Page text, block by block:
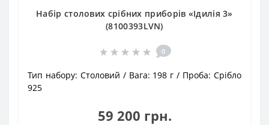
Набір столових срібних приборів «Ідилія 3»
(8100393LVN)
0
Тип набору: Столовий Вага: 198 г Проба: Срібло
925
59 200 грн.